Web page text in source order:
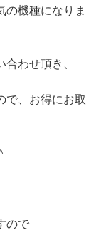
の機種になりま
わせ頂き、
で、お得にお取
ので